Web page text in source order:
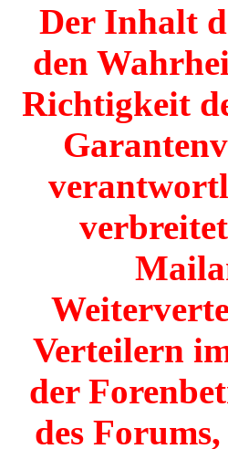
Der Inhalt
den
Richtigkeit
Verteilern
der
des